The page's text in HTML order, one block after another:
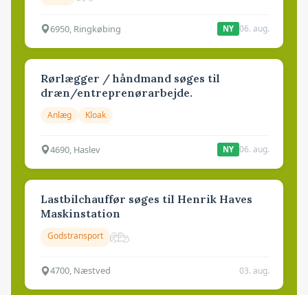
6950, Ringkøbing NY 06. aug.
Rørlægger / håndmand søges til
dræn/entreprenørarbejde.
Anlæg Kloak
4690, Haslev NY 06. aug.
Lastbilchauffør søges til Henrik Haves
Maskinstation
Godstransport
4700, Næstved 03. aug.